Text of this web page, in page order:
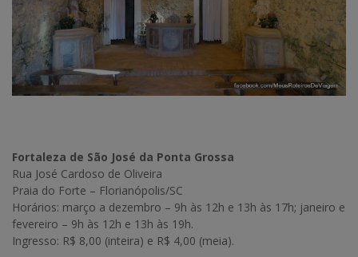
Fortaleza de São José da Ponta Grossa
Rua José Cardoso de Oliveira
Praia do Forte – Florianópolis/SC
Horários: março a dezembro – 9h às 12h e 13h às 17h; janeiro e
fevereiro – 9h às 12h e 13h às 19h.
Ingresso: R$ 8,00 (inteira) e R$ 4,00 (meia).